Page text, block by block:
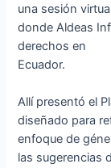
una sesión
donde Aldeas
derechos en
Ecuador.
Allí presentó el
diseñado para
enfoque de
las sugerencias